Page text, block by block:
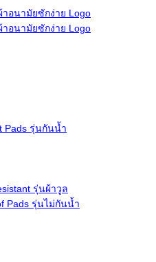
Pads รุ่นกันน้ำ
รุ่นผ้าวูล
Pads รุ่นไม่กันน้ำ